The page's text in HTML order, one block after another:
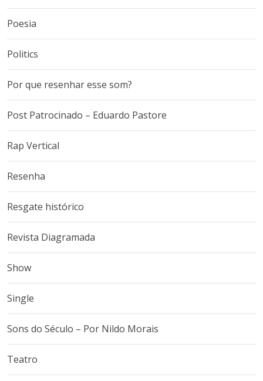
Poesia
Politics
Por que resenhar esse som?
Post Patrocinado – Eduardo Pastore
Rap Vertical
Resenha
Resgate histórico
Revista Diagramada
Show
Single
Sons do Século – Por Nildo Morais
Teatro